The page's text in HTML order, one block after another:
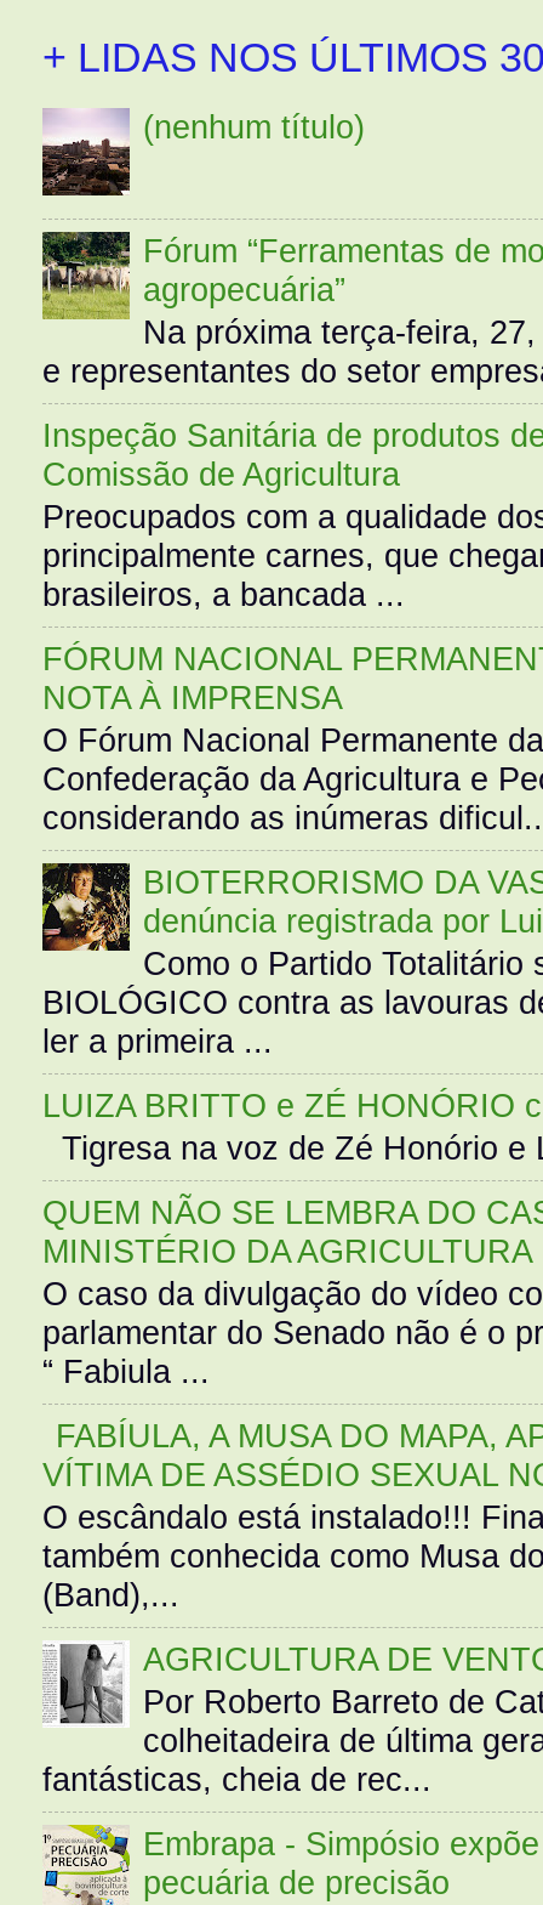
+ LIDAS NOS ÚLTIMOS
(nenhum título)
Fórum “Ferramentas de
agropecuária”
Na próxima terça-feira,
e representantes do setor
Inspeção Sanitária de produtos
Comissão de Agricultura
Preocupados com a qualidade
principalmente carnes, que
brasileiros, a bancada ...
FÓRUM NACIONAL
NOTA À IMPRENSA
O Fórum Nacional Permanente
Confederação da Agricultura e
considerando as inúmeras
BIOTERRORISMO DA
denúncia registrada por
Como o Partido Totalitário
BIOLÓGICO contra as lavouras
ler a primeira ...
LUIZA BRITTO e ZÉ HONÓRIO
Tigresa na voz de Zé Honório
QUEM NÃO SE LEMBRA DO
MINISTÉRIO DA AGRICULTURA
O caso da divulgação do vídeo
parlamentar do Senado não é o
“ Fabiula ...
FABÍULA, A MUSA DO MAPA,
VÍTIMA DE ASSÉDIO SEXUAL
O escândalo está instalado!!!
também conhecida como Musa
(Band),...
AGRICULTURA DE
Por Roberto Barreto de
colheitadeira de última
fantásticas, cheia de rec...
Embrapa - Simpósio
pecuária de precisão